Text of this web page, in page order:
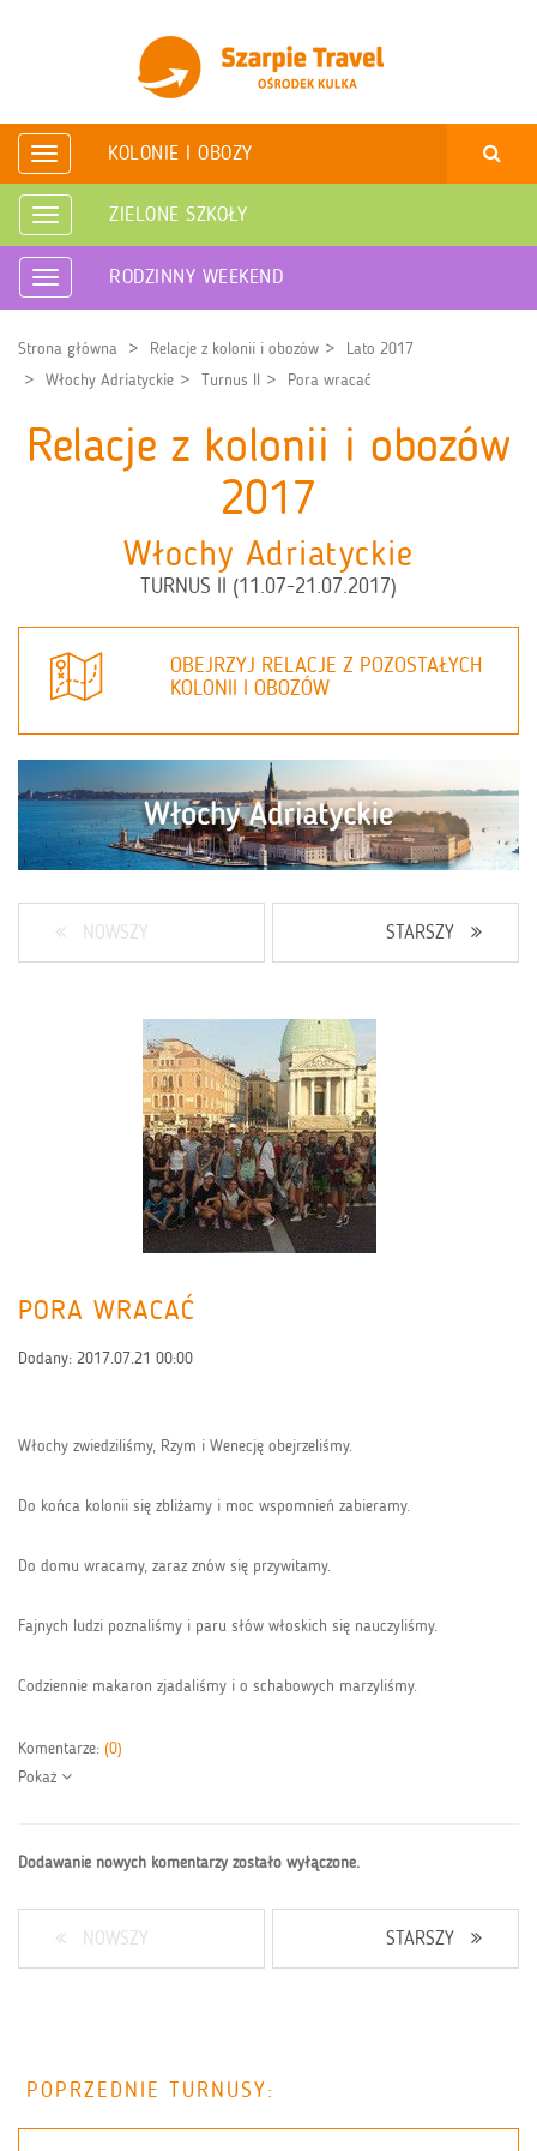
Rozwiń
nawigację
KOLONIE I OBOZY
Rozwiń
nawigację
ZIELONE SZKOŁY
Rozwiń
nawigację
RODZINNY WEEKEND
Strona główna Relacje z kolonii i obozów
Lato 2017
Włochy Adriatyckie
Turnus II Pora wracać
Relacje z kolonii i obozów
2017
Włochy Adriatyckie
TURNUS II (11.07-21.07.2017)
OBEJRZYJ RELACJE Z POZOSTAŁYCH
KOLONII I OBOZÓW
NOWSZY STARSZY
PORA WRACAĆ
Dodany: 2017.07.21 00:00
Włochy zwiedziliśmy, Rzym i Wenecję obejrzeliśmy.
Do końca kolonii się zbliżamy i moc wspomnień zabieramy.
Do domu wracamy, zaraz znów się przywitamy.
Fajnych ludzi poznaliśmy i paru słów włoskich się nauczyliśmy.
Codziennie makaron zjadaliśmy i o schabowych marzyliśmy.
Komentarze: (0)
Pokaż
Dodawanie nowych komentarzy zostało wyłączone.
NOWSZY STARSZY
POPRZEDNIE TURNUSY: